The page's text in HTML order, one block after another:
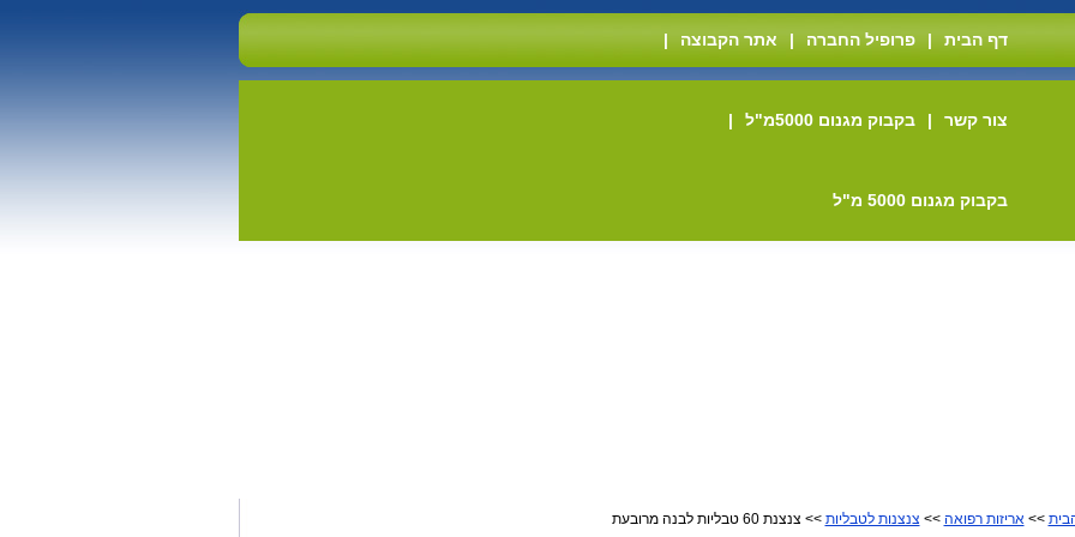
דף הבית | פרופיל החברה | אתר הקבוצה |
צור קשר | בקבוק מגנום 5000מ"ל |
בקבוק מגנום 5000 מ"ל
>>אריזות רפואה >> צנצנות לטבליות >> צנצנת 60 טבליות לבנה מרובעת